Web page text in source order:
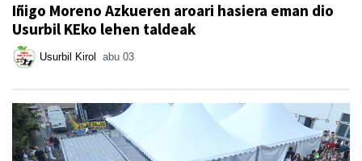
Iñigo Moreno Azkueren aroari hasiera eman dio
Usurbil KEko lehen taldeak
Usurbil Kirol abu 03